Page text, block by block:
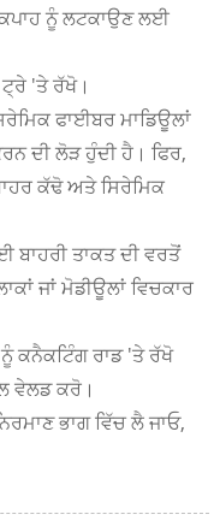
ਨੂੰ ਲਟਕਾਉਣ ਲਈ
'ਤੇ ਰੱਖੋ।
ਫਾਈਬਰ ਮਾਡਿਊਲਾਂ
ਦੀ ਲੋੜ ਹੁੰਦੀ ਹੈ। ਫਿਰ,
ਕੱਢੋ ਅਤੇ ਸਿਰੇਮਿਕ
ਬਾਹਰੀ ਤਾਕਤ ਦੀ ਵਰਤੋਂ
ਜਾਂ ਮੋਡੀਊਲਾਂ ਵਿਚਕਾਰ
ਕਨੈਕਟਿੰਗ ਰਾਡ 'ਤੇ ਰੱਖੋ
ਵੇਲਡ ਕਰੋ।
ਭਾਗ ਵਿੱਚ ਲੈ ਜਾਓ,